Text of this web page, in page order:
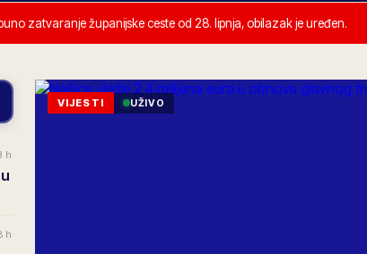
zatvaranje županijske ceste od 28. lipnja, obilazak je uređen.
h
h
VIJESTI UŽIVO